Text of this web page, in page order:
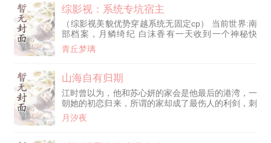
体质、绝世功法，开局就是满级号，连新手村都不用
出。 换别人，这配置早该争霸天下、登基称帝了。
韩潇不。他只想安安静静当条咸鱼，喝喝酒，打打
牌，陪陪老婆。
综影视：系统专坑宿主
（综影视美貌优势穿越系统无固定cp） 当前世界:南
部档案，月鳞绮纪 白沫香有一天收到一个神秘快
递，绑定了所谓的“系统”，在各个影视、游戏世界里
穿越，完成相应的任务，积攒功德。 女主头脑清
穿，有的世界是胎穿，原创身份。 一念关山（李同
光）（暂时每周不定时更新） 暗河传（女1cp苏昌
河，女2cp苏暮雨）（完） 成何体统（夏侯澹）
（完） 逐玉（谢征，齐旻，
青丘梦璃
山海自有归期
江时曾以为，他和苏心妍的家会是他最后的港湾，一
朝她的初恋归来，所谓的家却成了最伤人的利剑，刺
向他的胸口。
月汐夜